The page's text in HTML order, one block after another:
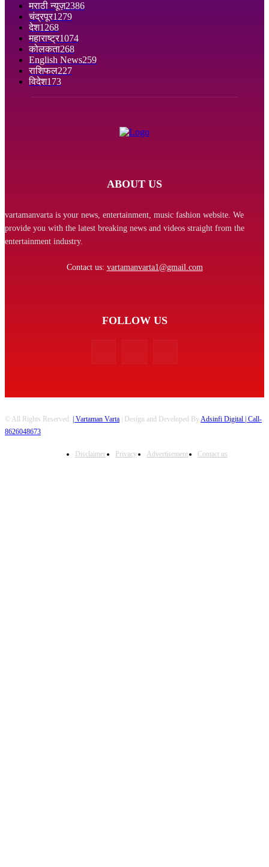
मराठी न्यूज़2386
चंद्रपूर1279
देश1268
महाराष्ट्र1074
कोलकता268
English News259
राशिफल227
विदेश173
ABOUT US
vartamanvarta is your news, entertainment, music fashion website. We
provide you with the latest breaking news and videos straight from the
entertainment industry.
Contact us: vartamanvarta1@gmail.com
FOLLOW US
© All Rights Reserved. | Vartaman Varta | Design and Developed ByAdsinfi Digital | Call-
8626048673
Disclaimer Privacy Advertisement Contact us